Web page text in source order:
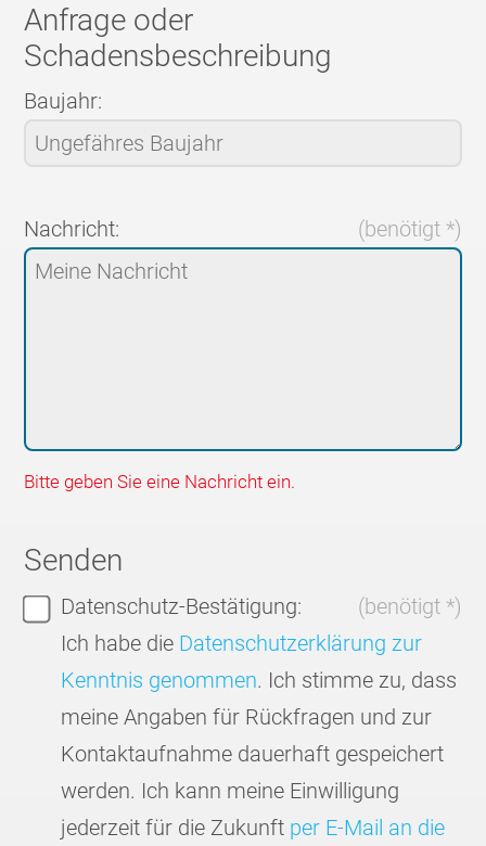
Anfrage oder
Schadensbeschreibung
Baujahr:
Nachricht: (benötigt *)
Bitte geben Sie eine Nachricht ein.
Senden
Datenschutz-Bestätigung:
(benötigt *)
Ich habe die Datenschutzerklärung zur
Kenntnis genommen. Ich stimme zu, dass
meine Angaben für Rückfragen und zur
Kontaktaufnahme dauerhaft gespeichert
werden. Ich kann meine Einwilligung
jederzeit für die Zukunft per E-Mail an die